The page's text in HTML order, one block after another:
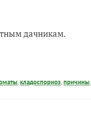
дачникам.
,кладоспориоз,причины,